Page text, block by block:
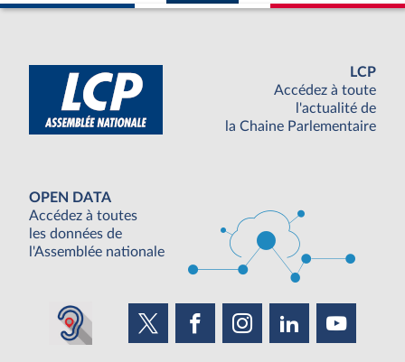
LCP
Accédez à toute
l'actualité de
la Chaine Parlementaire
OPEN DATA
Accédez à toutes
les données de
l'Assemblée nationale